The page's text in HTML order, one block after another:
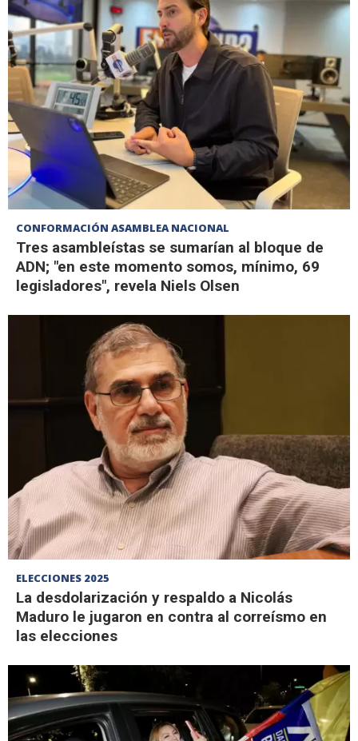
CONFORMACIÓN ASAMBLEA NACIONAL
Tres asambleístas se sumarían al bloque de
ADN; "en este momento somos, mínimo, 69
legisladores", revela Niels Olsen
ELECCIONES 2025
La desdolarización y respaldo a Nicolás
Maduro le jugaron en contra al correísmo en
las elecciones